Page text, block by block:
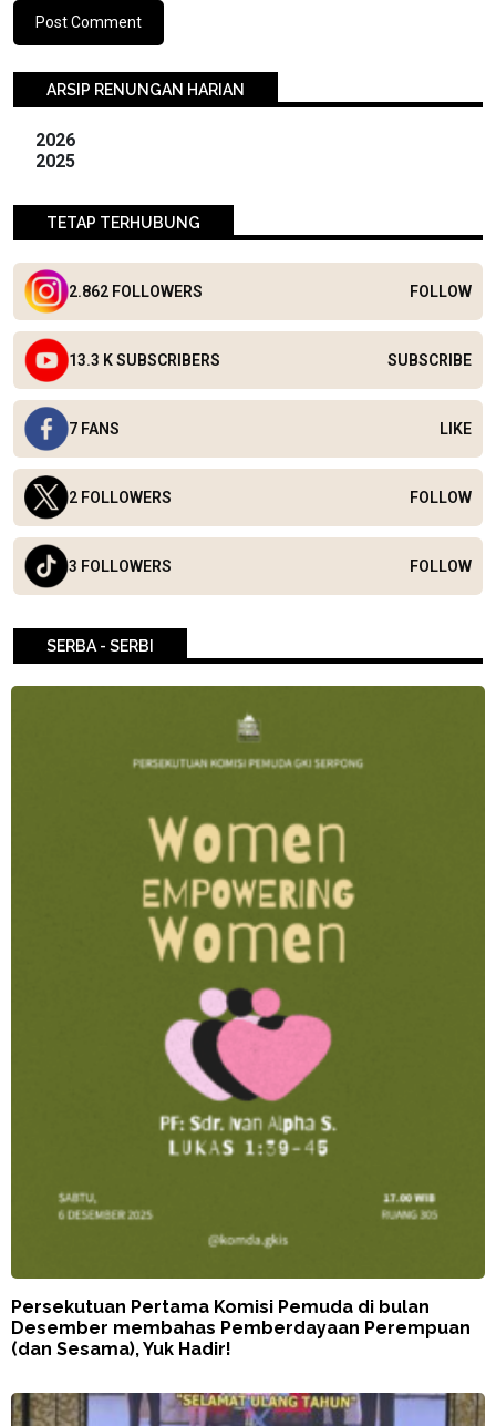
ARSIP RENUNGAN HARIAN
2026
2025
TETAP TERHUBUNG
2.862 FOLLOWERS FOLLOW
13.3 K SUBSCRIBERS SUBSCRIBE
7 FANS LIKE
2 FOLLOWERS FOLLOW
3 FOLLOWERS FOLLOW
SERBA - SERBI
Persekutuan Pertama Komisi Pemuda di bulan
Desember membahas Pemberdayaan Perempuan
(dan Sesama), Yuk Hadir!